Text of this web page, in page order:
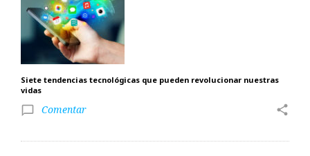
Siete tendencias tecnológicas que pueden revolucionar nuestras
vidas
chat_bubble_outline Comentar share